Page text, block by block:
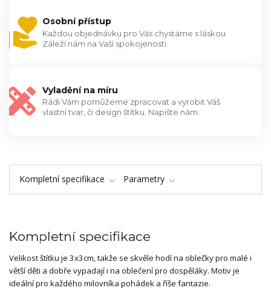
Osobní přístup
Každou objednávku pro Vás chystáme s láskou.
Záleží nám na Vaší spokojenosti.
Vyladění na míru
Rádi Vám pomůžeme zpracovat a vyrobit Váš
vlastní tvar, či design štítku. Napište nám.
Kompletní specifikace Parametry
Kompletní specifikace
Velikost štítku je 3x3cm, takže se skvěle hodí na oblečky pro malé i
větší děti a dobře vypadají i na oblečení pro dospěláky. Motiv je
ideální pro každého milovníka pohádek a říše fantazie.